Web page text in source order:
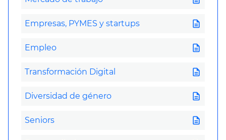
Empresas, PYMES y startups description
Empleo description
Transformación Digital description
Diversidad de género description
Seniors description